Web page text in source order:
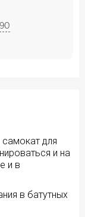
для
и на
и в
в батутных